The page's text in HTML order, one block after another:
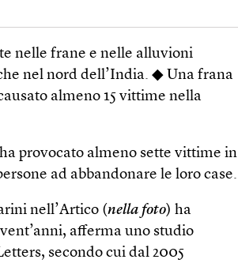
nelle frane e nelle alluvioni
nel nord dell’India. ◆ Una frana
almeno 15 vittime nella
provocato almeno sette vittime in
ad abbandonare le loro case.
nell’Artico (nella foto) ha
afferma uno studio
secondo cui dal 2005